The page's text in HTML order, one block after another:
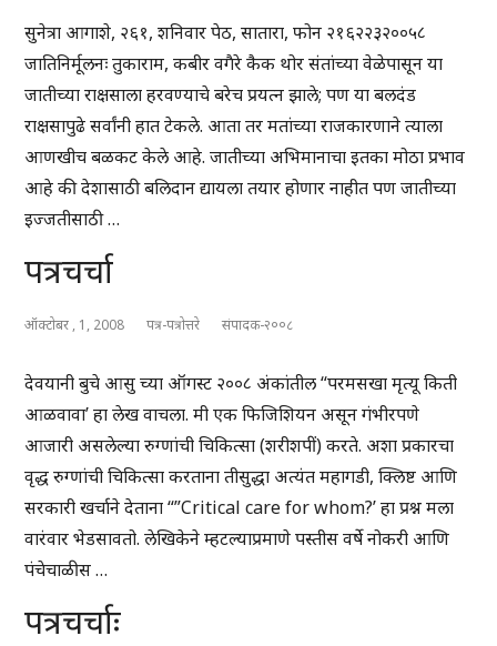
सुनेत्रा आगाशे, २६१, शनिवार पेठ, सातारा, फोन २१६२२३२००५८
जातिनिर्मूलनः तुकाराम, कबीर वगैरे कैक थोर संतांच्या वेळेपासून या
जातीच्या राक्षसाला हरवण्याचे बरेच प्रयत्न झाले; पण या बलदंड
राक्षसापुढे सर्वांनी हात टेकले. आता तर मतांच्या राजकारणाने त्याला
आणखीच बळकट केले आहे. जातीच्या अभिमानाचा इतका मोठा प्रभाव
आहे की देशासाठी बलिदान द्यायला तयार होणार नाहीत पण जातीच्या
इज्जतीसाठी …
पत्रचर्चा
ऑक्टोबर , 1, 2008 पत्र-पत्रोत्तरे संपादक-२००८
देवयानी बुचे आसु च्या ऑगस्ट २००८ अंकांतील “परमसखा मृत्यू किती
आळवावा’ हा लेख वाचला. मी एक फिजिशियन असून गंभीरपणे
आजारी असलेल्या रुग्णांची चिकित्सा (शरीशपीं) करते. अशा प्रकारचा
वृद्ध रुग्णांची चिकित्सा करताना तीसुद्धा अत्यंत महागडी, क्लिष्ट आणि
सरकारी खर्चाने देताना “”Critical care for whom?’ हा प्रश्न मला
वारंवार भेडसावतो. लेखिकेने म्हटल्याप्रमाणे पस्तीस वर्षे नोकरी आणि
पंचेचाळीस …
पत्रचर्चाः